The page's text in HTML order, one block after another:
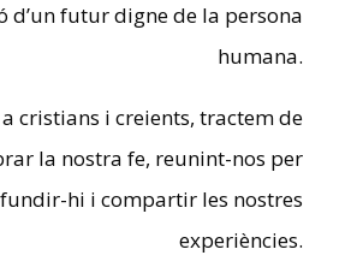
d’un futur digne de la persona
humana.
cristians i creients, tractem de
la nostra fe, reunint-nos per
hi i compartir les nostres
experiències.